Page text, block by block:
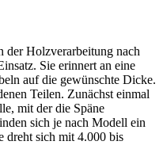
der Holzverarbeitung nach
Sie erinnert an eine
auf die gewünschte Dicke.
Teilen. Zunächst einmal
mit der die Späne
sich je nach Modell ein
dreht sich mit 4.000 bis